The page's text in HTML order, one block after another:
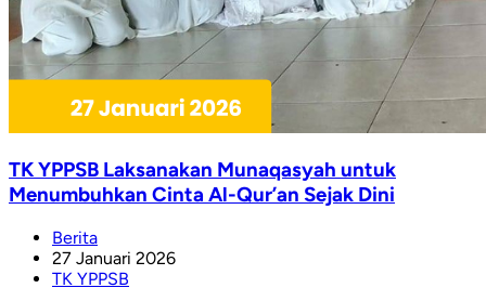
TK YPPSB Laksanakan Munaqasyah untuk
Menumbuhkan Cinta Al-Qur’an Sejak Dini
Berita
27 Januari 2026
TK YPPSB